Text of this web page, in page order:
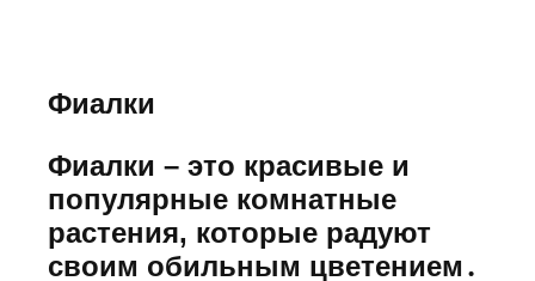
Фиалки
Фиалки – это красивые и
популярные комнатные
растения, которые радуют
своим обильным цветением․